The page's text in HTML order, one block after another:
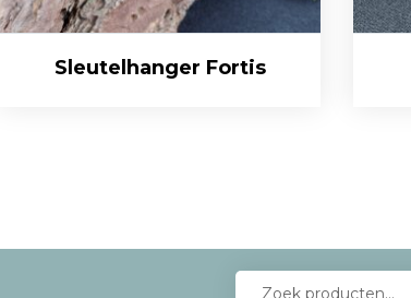
Sleutelhanger Fortis